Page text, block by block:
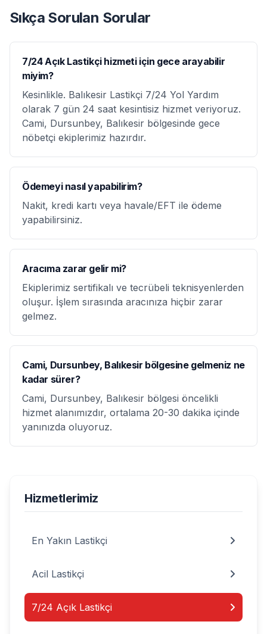
Sıkça Sorulan Sorular
7/24 Açık Lastikçi hizmeti için gece arayabilir
miyim?
Kesinlikle. Balıkesir Lastikçi 7/24 Yol Yardım
olarak 7 gün 24 saat kesintisiz hizmet veriyoruz.
Cami, Dursunbey, Balıkesir bölgesinde gece
nöbetçi ekiplerimiz hazırdır.
Ödemeyi nasıl yapabilirim?
Nakit, kredi kartı veya havale/EFT ile ödeme
yapabilirsiniz.
Aracıma zarar gelir mi?
Ekiplerimiz sertifikalı ve tecrübeli teknisyenlerden
oluşur. İşlem sırasında aracınıza hiçbir zarar
gelmez.
Cami, Dursunbey, Balıkesir bölgesine gelmeniz ne
kadar sürer?
Cami, Dursunbey, Balıkesir bölgesi öncelikli
hizmet alanımızdır, ortalama 20-30 dakika içinde
yanınızda oluyoruz.
Hizmetlerimiz
En Yakın Lastikçi
Acil Lastikçi
7/24 Açık Lastikçi